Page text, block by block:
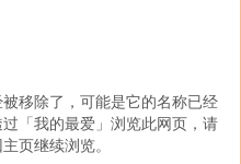
移除了，可能是它的名称已经
「我的最爱」浏览此网页，请
页继续浏览。